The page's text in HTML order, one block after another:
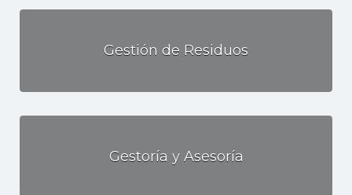
Gestión de Residuos
Gestoría y Asesoría